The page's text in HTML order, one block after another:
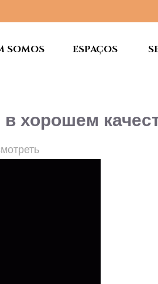
SOMOS ESPAÇOS
хорошем